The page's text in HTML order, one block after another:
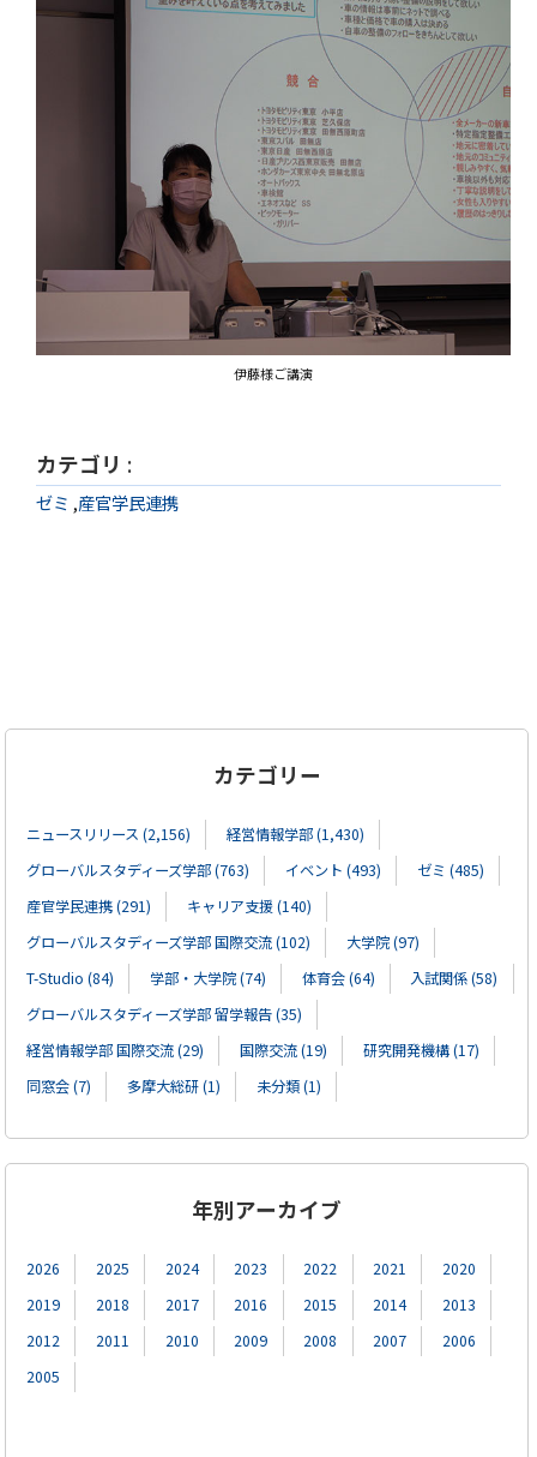
伊藤様ご講演
カテゴリ :
ゼミ ,産官学民連携
カテゴリー
ニュースリリース (2,156)
経営情報学部 (1,430)
グローバルスタディーズ学部 (763)
イベント (493)
ゼミ (485)
産官学民連携 (291)
キャリア支援 (140)
グローバルスタディーズ学部 国際交流 (102)
大学院 (97)
T-Studio (84)
学部・大学院 (74) 体育会 (64)
入試関係 (58)
グローバルスタディーズ学部 留学報告 (35)
経営情報学部 国際交流 (29)
国際交流 (19)
研究開発機構 (17)
同窓会 (7)
多摩大総研 (1) 未分類 (1)
年別アーカイブ
2026 2025 2024 2023 2022 2021
2020
2019
2018 2017 2016 2015 2014
2013
2012
2011 2010 2009 2008 2007
2006
2005